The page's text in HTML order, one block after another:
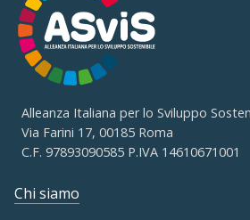
Alleanza Italiana per lo Sviluppo
Via Farini 17, 00185 Roma
C.F. 97893090585 P.IVA 14610671001
Chi siamo